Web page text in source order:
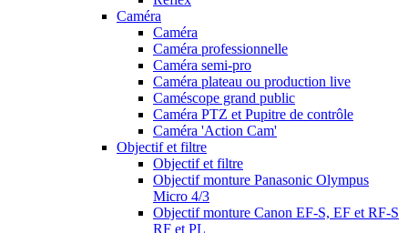
Caméra
Caméra
Caméra professionnelle
Caméra semi-pro
Caméra plateau ou production live
Caméscope grand public
Caméra PTZ et Pupitre de contrôle
Caméra 'Action Cam'
Objectif et filtre
Objectif et filtre
Objectif monture Panasonic Olympus
Micro 4/3
Objectif monture Canon EF-S, EF et RF-S
RF et PL